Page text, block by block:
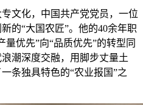
文化，中国共产党党员，一位
的“大国农匠”。他的40余年职
优先”向“品质优先”的转型同
潮深度交融，用脚步丈量土
条独具特色的“农业报国”之